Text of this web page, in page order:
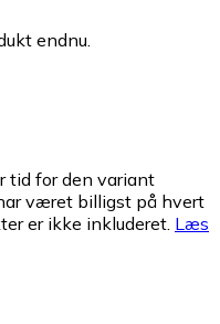
endnu.
tid for den variant
været billigst på hvert
er ikke inkluderet. Læs